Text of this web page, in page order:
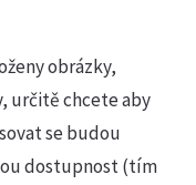
obrázky,
určitě chcete aby
se budou
dostupnost (tím